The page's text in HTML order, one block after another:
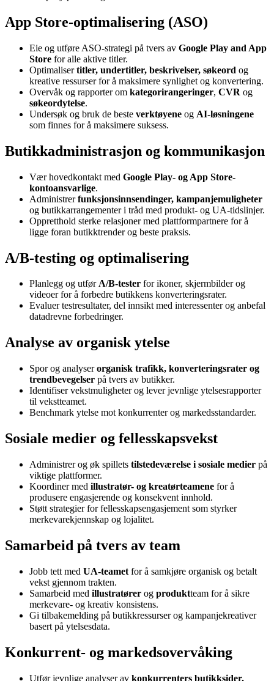
App Store-optimalisering (ASO)
Eie og utføre ASO-strategi på tvers av Google Play and App
Store for alle aktive titler.
Optimalisertitler, undertitler, beskrivelser, søkeord og
kreative ressurser for å maksimere synlighet og konvertering.
Overvåk og rapporter om kategorirangeringer, CVR og
søkeordytelse.
Undersøk og bruk de beste verktøyene og AI-løsningene
som finnes for å maksimere suksess.
Butikkadministrasjon og kommunikasjon
Vær hovedkontakt med Google Play- og App Store-
kontoansvarlige.
Administrerfunksjonsinnsendinger, kampanjemuligheter
og butikkarrangementer i tråd med produkt- og UA-tidslinjer.
Oppretthold sterke relasjoner med plattformpartnere for å
ligge foran butikktrender og beste praksis.
A/B-testing og optimalisering
Planlegg og utførA/B-tester for ikoner, skjermbilder og
videoer for å forbedre butikkens konverteringsrater.
Evaluer testresultater, del innsikt med interessenter og anbefal
datadrevne forbedringer.
Analyse av organisk ytelse
Spor og analyserorganisk trafikk, konverteringsrater og
trendbevegelser på tvers av butikker.
Identifiser vekstmuligheter og lever jevnlige ytelsesrapporter
til vekstteamet.
Benchmark ytelse mot konkurrenter og markedsstandarder.
Sosiale medier og fellesskapsvekst
Administrer og øk spillets tilstedeværelse i sosiale medier på
viktige plattformer.
Koordiner med illustratør- og kreatørteamene for å
produsere engasjerende og konsekvent innhold.
Støtt strategier for fellesskapsengasjement som styrker
merkevarekjennskap og lojalitet.
Samarbeid på tvers av team
Jobb tett med UA-teamet for å samkjøre organisk og betalt
vekst gjennom trakten.
Samarbeid med illustratører og produktteam for å sikre
merkevare- og kreativ konsistens.
Gi tilbakemelding på butikkressurser og kampanjekreativer
basert på ytelsesdata.
Konkurrent- og markedsovervåking
Utfør jevnlige analyser av konkurrenters butikksider,